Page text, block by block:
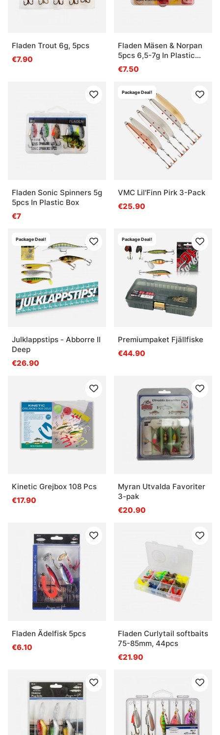
Fladen Trout 6g, 5pcs
€7.90
Fladen Mäsen & Norpan
5pcs 6,5-7g In Plastic
Box
€7.50
Fladen Sonic Spinners 5g
5pcs In Plastic Box
€7
Package Deal!
VMC Lil'Finn Pirk 3-Pack
€25.90
Package Deal!
Julklappstips - Abborre II
Deep
€26.90
Package Deal!
Premiumpaket Fjällfiske
€44.90
Kinetic Grejbox 108 Pcs
€17.90
Myran Utvalda Favoriter
3-pak
€20.90
Fladen Ädelfisk 5pcs
€6.10
Fladen Curlytail softbaits
75-85mm, 44pcs
€21.90